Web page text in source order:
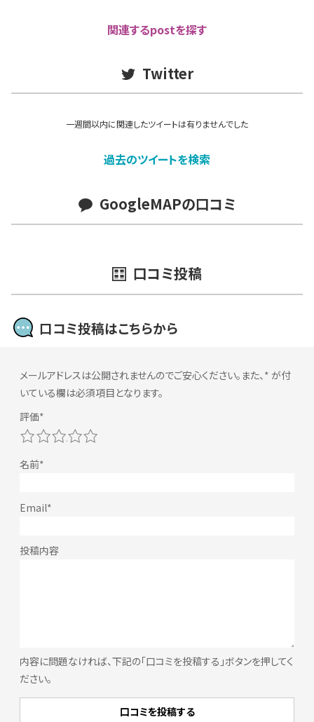
関連するpostを探す
Twitter
一週間以内に関連したツイートは有りませんでした
過去のツイートを検索
GoogleMAPの口コミ
口コミ投稿
口コミ投稿はこちらから
メールアドレスは公開されませんのでご安心ください。また、 * が付
いている欄は必須項目となります。
内容に問題なければ、下記の「口コミを投稿する」ボタンを押してく
ださい。
5
4
3
2